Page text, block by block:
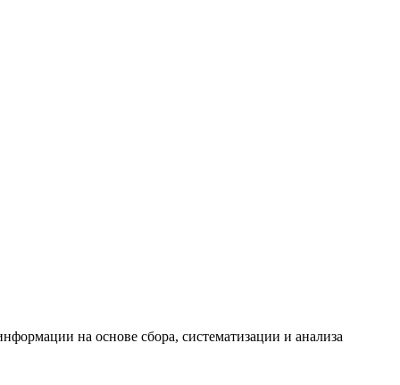
на основе сбора, систематизации и анализа